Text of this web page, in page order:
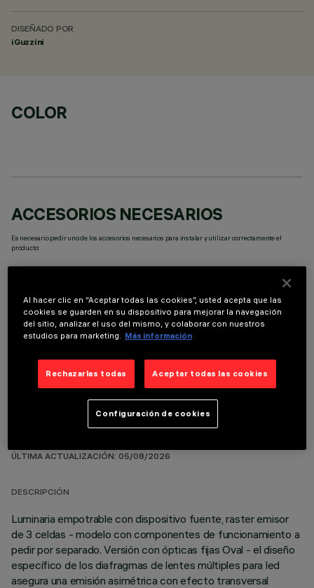
DISEÑADO POR
iGuzzini
COLOR
ACCESORIOS NECESARIOS
Es necesario pedir uno de los accesorios necesarios para instalar y utilizar correctamente el
producto:
COMPONENTES OPCIONALES
ÚLTIMA ACTUALIZACIÓN: 05/08/2026
DESCRIPCIÓN
Luminaria empotrable con dispositivo fuente, raster emisor
de 3 celdas - modelo con componentes de funcionamiento a
pedir por separado. Versión con ópticas fijas Oval - el diseño
específico de los diafragmas de lentes múltiples para led
asegura una emisión asimétrica con efecto transversal
Al hacer clic en “Aceptar todas las cookies”, usted acepta que las
cookies se guarden en su dispositivo para mejorar la navegación
del sitio, analizar el uso del mismo, y colaborar con nuestros
estudios para marketing. Más información
Rechazarlas todas Aceptar todas las cookies
Configuración de cookies